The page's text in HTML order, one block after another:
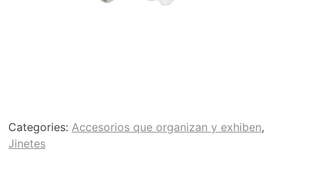
Categories: Accesorios que organizan y exhiben,
Jinetes